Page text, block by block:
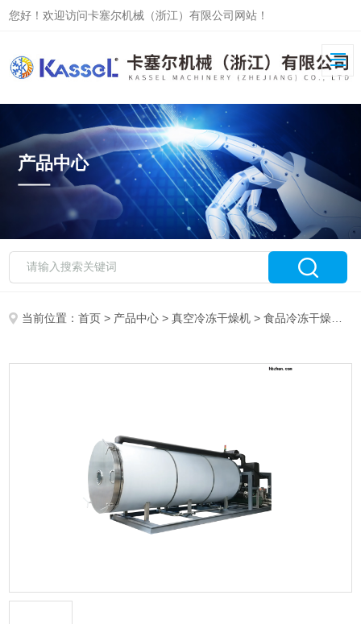
您好！欢迎访问卡塞尔机械（浙江）有限公司网站！
产品中心
当前位置：首页 > 产品中心 >真空冷冻干燥机 >食品冷冻干燥机